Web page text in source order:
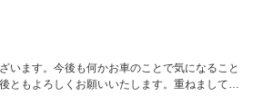
います。今後も何かお車のことで気になること
ともよろしくお願いいたします。重ねまして…